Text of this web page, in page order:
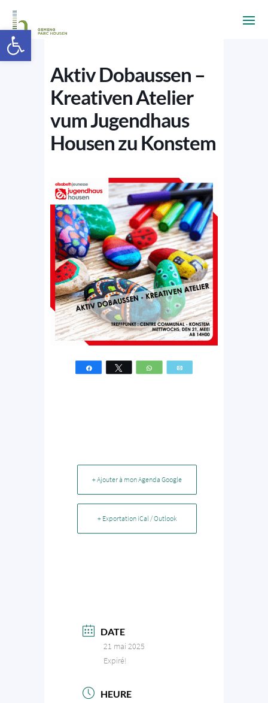
Aktiv Dobaussen –
Kreativen Atelier
vum Jugendhaus
Housen zu Konstem
Partagez Tweetez WhatsApp
+ Ajouter à mon Agenda Google
+ Exportation iCal / Outlook
DATE
21 mai 2025
Expiré!
HEURE
Ouvrir la barre d’outils